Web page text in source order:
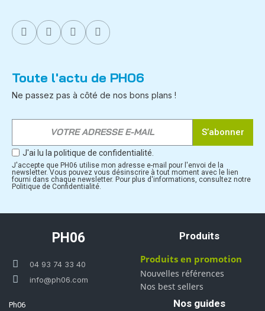
Toute l'actu de PH06
Ne passez pas à côté de nos bons plans !
S’abonner
J'ai lu la politique de confidentialité.
J'accepte que PH06 utilise mon adresse e-mail pour l'envoi de la
newsletter. Vous pouvez vous désinscrire à tout moment avec le lien
fourni dans chaque newsletter. Pour plus d'informations, consultez notre
Politique de Confidentialité.
PH06
04 93 74 33 40
info@ph06.com
Ph06
Produits
Produits en promotion
Nouvelles références
Nos best sellers
Nos guides